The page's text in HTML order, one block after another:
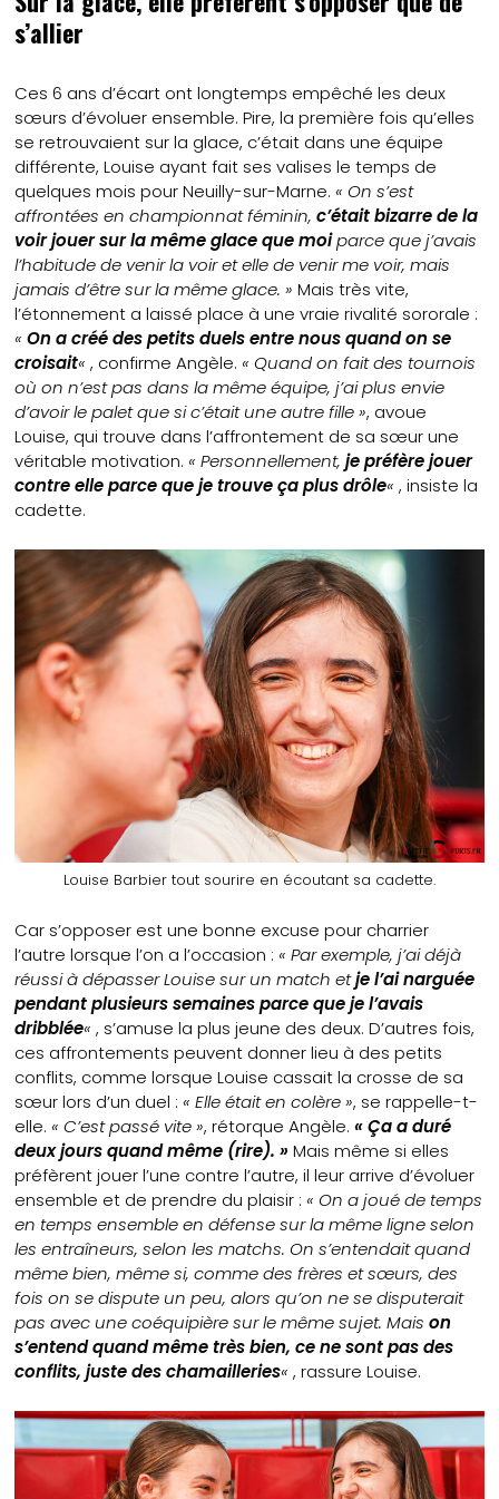
s’allier
Ces 6 ans d’écart ont longtemps empêché les deux
sœurs d’évoluer ensemble. Pire, la première fois qu’elles
se retrouvaient sur la glace, c’était dans une équipe
différente, Louise ayant fait ses valises le temps de
quelques mois pour Neuilly-sur-Marne.« On s’est
affrontées en championnat féminin,c’était bizarre de la
voir jouer sur la même glace que moiparce que j’avais
l’habitude de venir la voir et elle de venir me voir, mais
jamais d’être sur la même glace. »Mais très vite,
l’étonnement a laissé place à une vraie rivalité sororale :
«On a créé des petits duels entre nous quand on se
croisait«, confirme Angèle. « Quand on fait des tournois
où on n’est pas dans la même équipe, j’ai plus envie
d’avoir le palet que si c’était une autre fille », avoue
Louise, qui trouve dans l’affrontement de sa sœur une
véritable motivation. « Personnellement,je préfère jouer
contre elle parce que je trouve ça plus drôle«, insiste la
cadette.
Louise Barbier tout sourire en écoutant sa cadette.
Car s’opposer est une bonne excuse pour charrier
l’autre lorsque l’on a l’occasion :« Par exemple, j’ai déjà
réussi à dépasser Louise sur un match etje l’ai narguée
pendant plusieurs semaines parce que je l’avais
dribblée«, s’amuse la plus jeune des deux. D’autres fois,
ces affrontements peuvent donner lieu à des petits
conflits, comme lorsque Louise cassait la crosse de sa
sœur lors d’un duel :« Elle était en colère », se rappelle-t-
elle.« C’est passé vite », rétorque Angèle.« Ça a duré
deux jours quand même (rire). » Mais même si elles
préfèrent jouer l’une contre l’autre, il leur arrive d’évoluer
ensemble et de prendre du plaisir :« On a joué de temps
en temps ensemble en défense sur la même ligne selon
les entraîneurs, selon les matchs. On s’entendait quand
même bien, même si, comme des frères et sœurs, des
fois on se dispute un peu, alors qu’on ne se disputerait
pas avec une coéquipière sur le même sujet. Maison
s’entend quand même très bien, ce ne sont pas des
conflits, juste des chamailleries«, rassure Louise.